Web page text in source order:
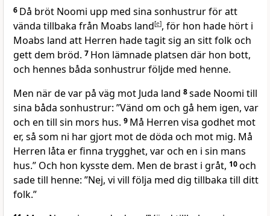
6 Då bröt Noomi upp med sina sonhustrur för att
vända tillbaka från Moabs land[e], för hon hade hört i
Moabs land att Herren hade tagit sig an sitt folk och
gett dem bröd. 7 Hon lämnade platsen där hon bott,
och hennes båda sonhustrur följde med henne.
Men när de var på väg mot Juda land 8sade Noomi till
sina båda sonhustrur: ”Vänd om och gå hem igen, var
och en till sin mors hus. 9 Må Herren visa godhet mot
er, så som ni har gjort mot de döda och mot mig. Må
Herren låta er finna trygghet, var och en i sin mans
hus.” Och hon kysste dem. Men de brast i gråt, 10och
sade till henne: ”Nej, vi vill följa med dig tillbaka till ditt
folk.”